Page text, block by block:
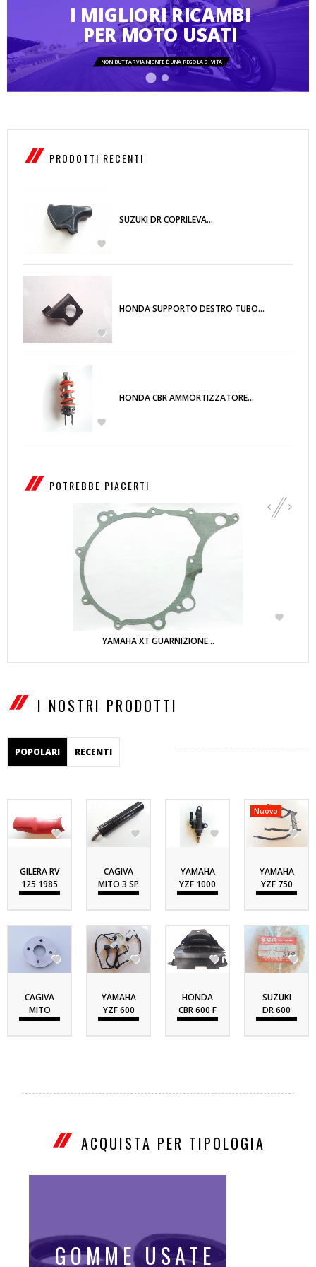
I MIGLIORI RICAMBI
PER MOTO USATI
NON BUTTAR VIA NIENTE È UNA REGOLA DI VITA
PRODOTTI RECENTI

SUZUKI DR COPRILEVA...

HONDA SUPPORTO DESTRO TUBO...

HONDA CBR AMMORTIZZATORE...
POTREBBE PIACERTI

YAMAHA XT GUARNIZIONE...
I NOSTRI PRODOTTI
POPOLARI RECENTI

GILERA RV
125 1985
SELLA...

CAGIVA
MITO
FONDELLO...

CAGIVA
MITO 3 SP
1993...

YAMAHA
YZF 600
R6 1999...

YAMAHA
YZF 1000
R1 1998...

HONDA
CBR 600 F
1991...
Nuovo

YAMAHA
YZF 750
SP
TELAIO...

SUZUKI
DR 600
1986...
ACQUISTA PER TIPOLOGIA
GOMME USATE